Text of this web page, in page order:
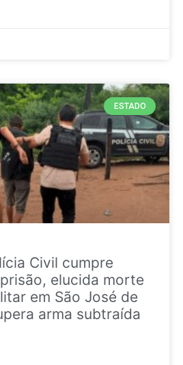
ESTADO
Civil cumpre
elucida morte
em São José de
arma subtraída